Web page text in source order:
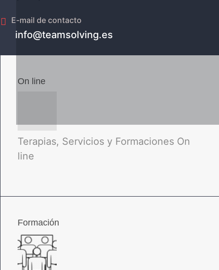
E-mail de contacto
info@teamsolving.es
On line
Terapias, Servicios y Formaciones On
line
Formación